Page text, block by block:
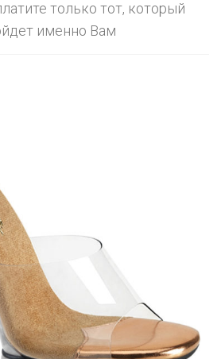
только тот, который
именно Вам